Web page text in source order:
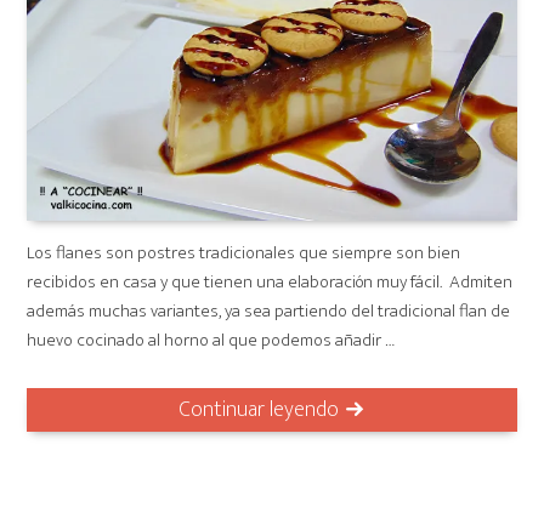
Los flanes son postres tradicionales que siempre son bien
recibidos en casa y que tienen una elaboración muy fácil. Admiten
además muchas variantes, ya sea partiendo del tradicional flan de
huevo cocinado al horno al que podemos añadir …
Continuar leyendo